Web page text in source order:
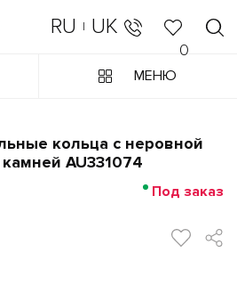
RU | UK
0
МЕНЮ
кольца с неровной
AU331074
Под заказ